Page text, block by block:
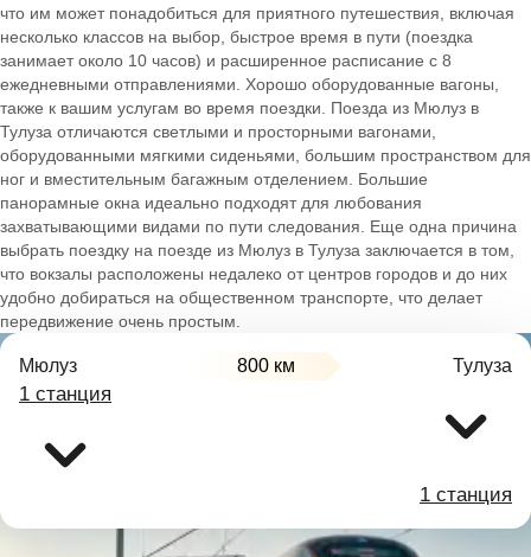
что им может понадобиться для приятного путешествия, включая
несколько классов на выбор, быстрое время в пути (поездка
занимает около 10 часов) и расширенное расписание с 8
ежедневными отправлениями. Хорошо оборудованные вагоны,
также к вашим услугам во время поездки. Поезда из Мюлуз в
Тулуза отличаются светлыми и просторными вагонами,
оборудованными мягкими сиденьями, большим пространством для
ног и вместительным багажным отделением. Большие
панорамные окна идеально подходят для любования
захватывающими видами по пути следования. Еще одна причина
выбрать поездку на поезде из Мюлуз в Тулуза заключается в том,
что вокзалы расположены недалеко от центров городов и до них
удобно добираться на общественном транспорте, что делает
передвижение очень простым.
Мюлуз 800 км Тулуза
1 станция
1 станция